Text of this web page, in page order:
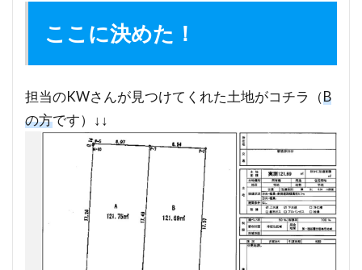
ここに決めた！
担当のKWさんが見つけてくれた土地がコチラ（B
の方です）↓↓